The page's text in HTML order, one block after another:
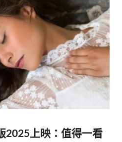
2025上映：值得一看